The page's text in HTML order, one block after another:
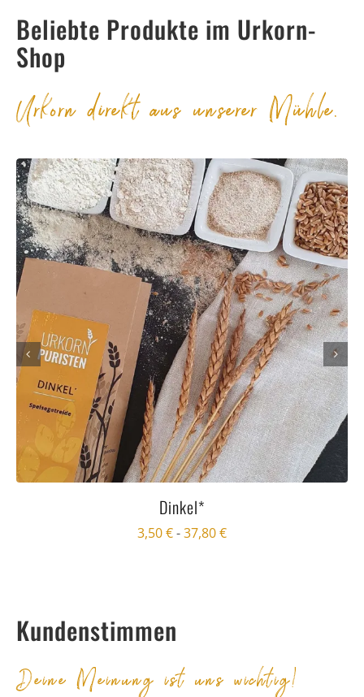
Beliebte Produkte im Urkorn-
Shop
Urkorn direkt aus unserer Mühle.
Dinkel*
3,50€-37,80€
Kundenstimmen
Deine Meinung ist uns wichtig!